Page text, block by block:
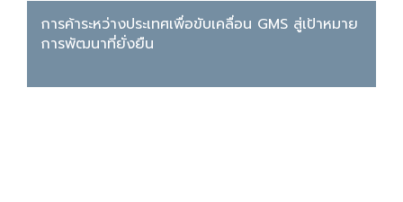
การค้าระหว่างประเทศเพื่อขับเคลื่อน GMS สู่เป้าหมาย
การพัฒนาที่ยั่งยืน